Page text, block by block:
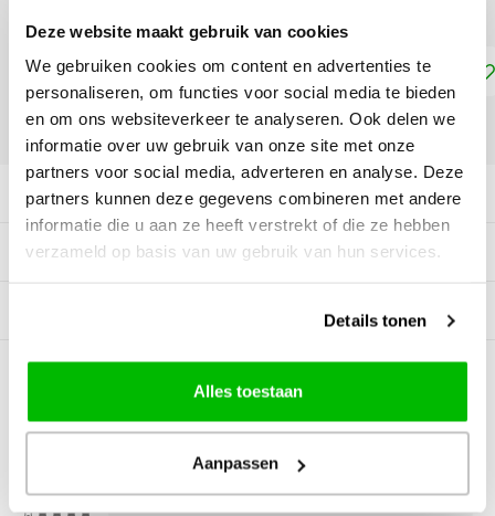
Deze website maakt gebruik van cookies
We gebruiken cookies om content en advertenties te
personaliseren, om functies voor social media te bieden
en om ons websiteverkeer te analyseren. Ook delen we
informatie over uw gebruik van onze site met onze
partners voor social media, adverteren en analyse. Deze
partners kunnen deze gegevens combineren met andere
informatie die u aan ze heeft verstrekt of die ze hebben
verzameld op basis van uw gebruik van hun services.
Details tonen
Alles toestaan
Aanpassen
Toevoegen aan winkelwagen
DELEN:
Productomschrijving
Specificaties
STERREN OP BASIS VAN
0Reviews